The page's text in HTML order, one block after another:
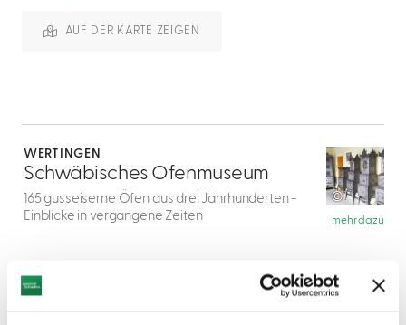
AUF DER KARTE ZEIGEN
WERTINGEN
1
Schwäbisches Ofenmuseum
©
165 gusseiserne Öfen aus drei Jahrhunderten -
Einblicke in vergangene Zeiten
mehr dazu
dazu
HÖCHSTÄDT AN DER DONAU
dazu